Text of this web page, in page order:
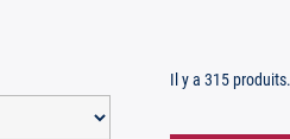
Il y a 315 produits.